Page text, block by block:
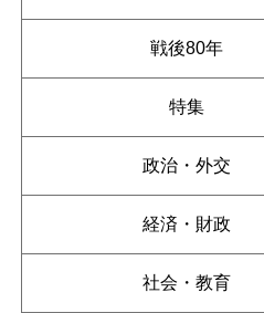
戦後80年
特集
政治・外交
経済・財政
社会・教育